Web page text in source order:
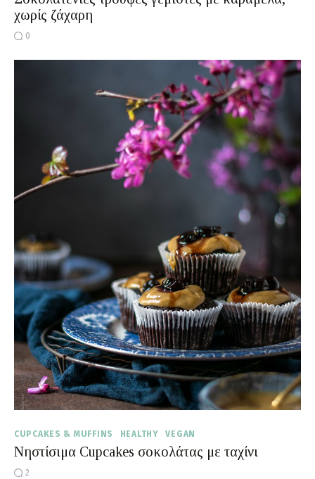
χωρίς ζάχαρη
0
CUPCAKES & MUFFINS HEALTHY VEGAN
Νηστίσιμα Cupcakes σοκολάτας με ταχίνι
2